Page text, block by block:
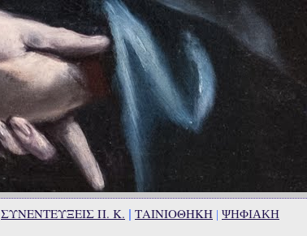
ΣΥΝΕΝΤΕΥΞΕΙΣ Π. Κ. | ΤΑΙΝΙΟΘΗΚΗ | ΨΗΦΙΑΚΗ